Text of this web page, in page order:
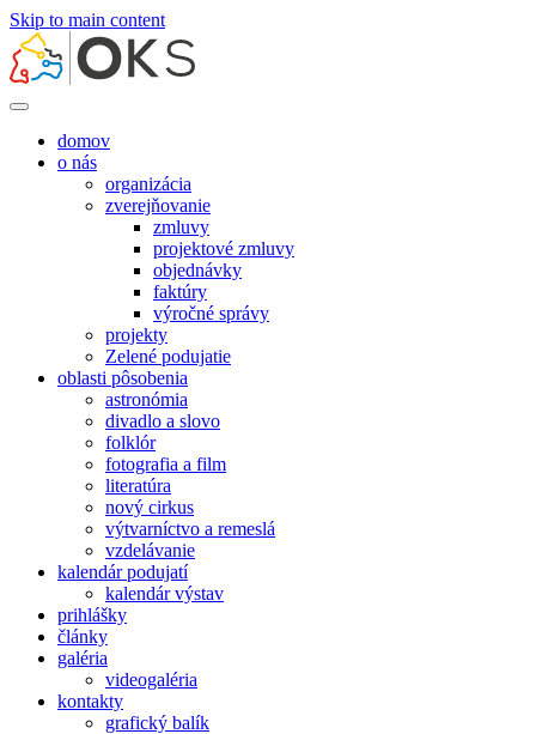
Skip to main content
domov
o nás
organizácia
zverejňovanie
zmluvy
projektové zmluvy
objednávky
faktúry
výročné správy
projekty
Zelené podujatie
oblasti pôsobenia
astronómia
divadlo a slovo
folklór
fotografia a film
literatúra
nový cirkus
výtvarníctvo a remeslá
vzdelávanie
kalendár podujatí
kalendár výstav
prihlášky
články
galéria
videogaléria
kontakty
grafický balík